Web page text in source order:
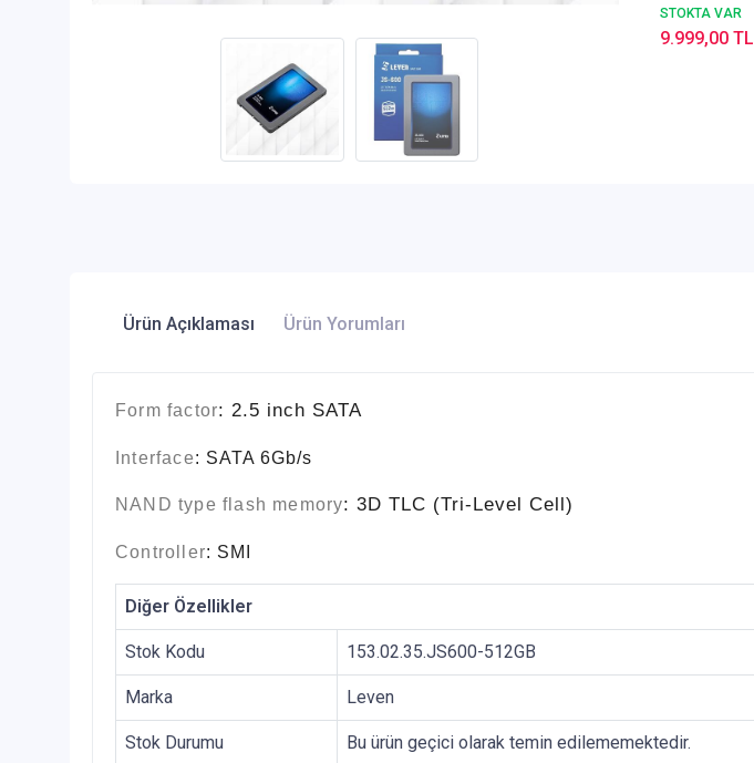
STOKTA VAR
9.999,00 TL
Ürün Açıklaması Ürün Yorumları
Form factor: 2.5 inch SATA
Interface: SATA 6Gb/s
NAND type flash memory: 3D TLC (Tri-Level Cell)
Controller: SMI
Diğer Özellikler
Stok Kodu 153.02.35.JS600-512GB
Marka Leven
Stok Durumu Bu ürün geçici olarak temin edilememektedir.